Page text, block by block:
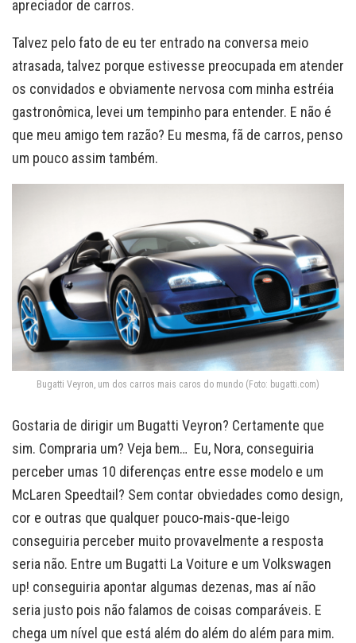
apreciador de carros.
Talvez pelo fato de eu ter entrado na conversa meio
atrasada, talvez porque estivesse preocupada em atender
os convidados e obviamente nervosa com minha estréia
gastronômica, levei um tempinho para entender. E não é
que meu amigo tem razão? Eu mesma, fã de carros, penso
um pouco assim também.
Bugatti Veyron, um dos carros mais caros do mundo (Foto: bugatti.com)
Gostaria de dirigir um Bugatti Veyron? Certamente que
sim. Compraria um? Veja bem… Eu, Nora, conseguiria
perceber umas 10 diferenças entre esse modelo e um
McLaren Speedtail? Sem contar obviedades como design,
cor e outras que qualquer pouco-mais-que-leigo
conseguiria perceber muito provavelmente a resposta
seria não. Entre um Bugatti La Voiture e um Volkswagen
up! conseguiria apontar algumas dezenas, mas aí não
seria justo pois não falamos de coisas comparáveis. E
chega um nível que está além do além do além para mim.